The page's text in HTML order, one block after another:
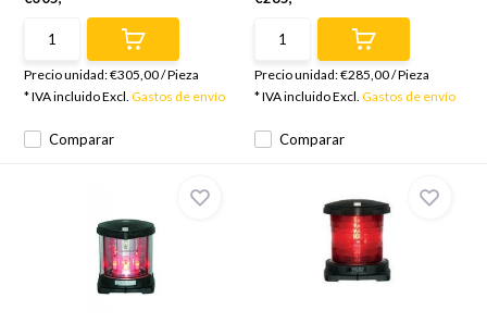
Comparar
Precio unidad:€305,00/Pieza
* IVA incluido Excl.Gastos de envío
Comparar
Precio unidad:€285,00/Pieza
* IVA incluido Excl. Gastos de envío